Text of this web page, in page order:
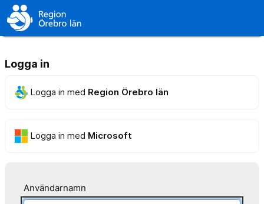
Logga in
Logga in med Region Örebro län
Logga in med Microsoft
Användarnamn